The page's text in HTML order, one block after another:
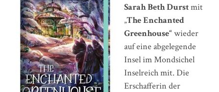
Sarah Beth Durstmit
„The Enchanted
Greenhouse“ wieder
auf eine abgelegende
Insel im Mondsichel
Inselreich mit. Die
Erschafferin der